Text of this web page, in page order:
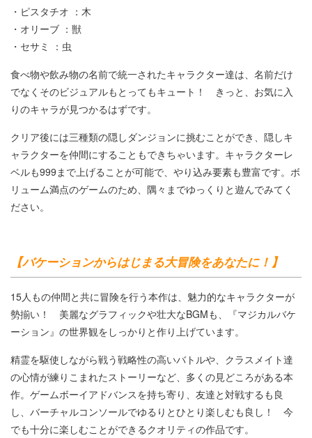
・ピスタチオ ：木
・オリーブ ：獣
・セサミ ：虫
食べ物や飲み物の名前で統一されたキャラクター達は、名前だけ
でなくそのビジュアルもとってもキュート！ きっと、お気に入
りのキャラが見つかるはずです。
クリア後には三種類の隠しダンジョンに挑むことができ、隠しキ
ャラクターを仲間にすることもできちゃいます。キャラクターレ
ベルも999まで上げることが可能で、やり込み要素も豊富です。ボ
リューム満点のゲームのため、隅々までゆっくりと遊んでみてく
ださい。
【バケーションからはじまる大冒険をあなたに！】
15人もの仲間と共に冒険を行う本作は、魅力的なキャラクターが
勢揃い！ 美麗なグラフィックや壮大なBGMも、『マジカルバケ
ーション』の世界観をしっかりと作り上げています。
精霊を駆使しながら戦う戦略性の高いバトルや、クラスメイト達
の心情が練りこまれたストーリーなど、多くの見どころがある本
作。ゲームボーイアドバンスを持ち寄り、友達と対戦するも良
し、バーチャルコンソールでゆるりとひとり楽しむも良し！ 今
でも十分に楽しむことができるクオリティの作品です。